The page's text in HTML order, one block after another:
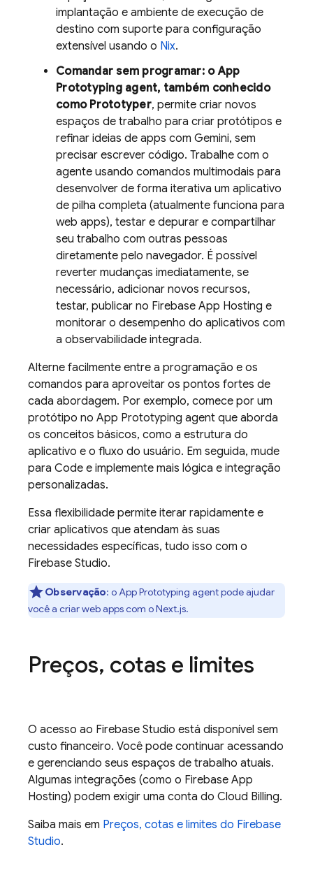
implantação e ambiente de execução de
destino com suporte para configuração
extensível usando o Nix.
Comandar sem programar: oApp
Prototyping agent, também conhecido
como Prototyper, permite criar novos
espaços de trabalho para criar protótipos e
refinar ideias de apps com Gemini, sem
precisar escrever código. Trabalhe com o
agente usando comandos multimodais para
desenvolver de forma iterativa um aplicativo
de pilha completa (atualmente funciona para
web apps), testar e depurar e compartilhar
seu trabalho com outras pessoas
diretamente pelo navegador. É possível
reverter mudanças imediatamente, se
necessário, adicionar novos recursos,
testar, publicar no Firebase App Hosting e
monitorar o desempenho do aplicativos com
a observabilidade integrada.
Alterne facilmente entre a programação e os
comandos para aproveitar os pontos fortes de
cada abordagem. Por exemplo, comece por um
protótipo no App Prototyping agent que aborda
os conceitos básicos, como a estrutura do
aplicativo e o fluxo do usuário. Em seguida, mude
para Code e implemente mais lógica e integração
personalizadas.
Essa flexibilidade permite iterar rapidamente e
criar aplicativos que atendam às suas
necessidades específicas, tudo isso com o
Firebase Studio.
Observação: oApp Prototyping agentpode ajudar
você a criar web apps com o Next.js.
Preços, cotas e limites
O acesso ao Firebase Studio está disponível sem
custo financeiro. Você pode continuar acessando
e gerenciando seus espaços de trabalho atuais.
Algumas integrações (como o Firebase App
Hosting) podem exigir uma conta do Cloud Billing.
Saiba mais em Preços, cotas e limites do Firebase
Studio.